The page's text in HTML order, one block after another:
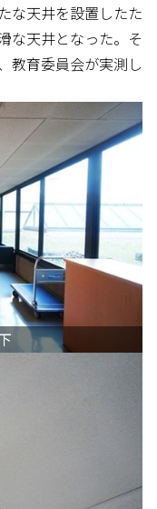
な天井を設置したた
な天井となった。そ
教育委員会が実測し